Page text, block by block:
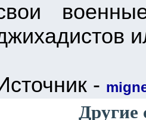
-
Другие